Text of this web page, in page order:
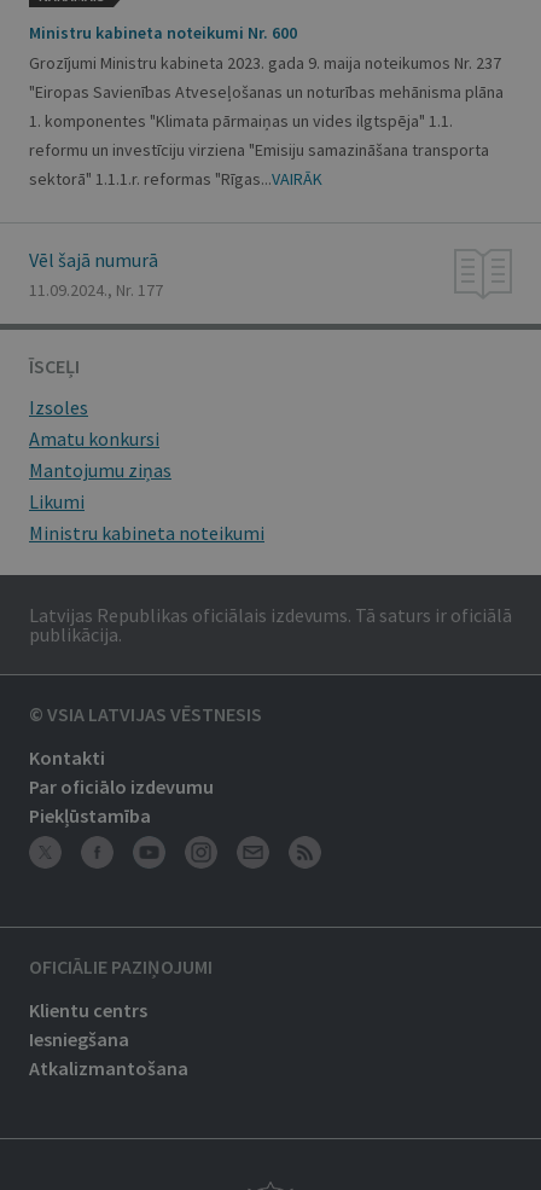
Ministru kabineta noteikumi Nr. 600
Grozījumi Ministru kabineta 2023. gada 9. maija noteikumos Nr. 237
"Eiropas Savienības Atveseļošanas un noturības mehānisma plāna
1. komponentes "Klimata pārmaiņas un vides ilgtspēja" 1.1.
reformu un investīciju virziena "Emisiju samazināšana transporta
sektorā" 1.1.1.r. reformas "Rīgas...VAIRĀK
Vēl šajā numurā
11.09.2024., Nr. 177
ĪSCEĻI
Izsoles
Amatu konkursi
Mantojumu ziņas
Likumi
Ministru kabineta noteikumi
Latvijas Republikas oficiālais izdevums. Tā saturs ir oficiālā
publikācija.
© VSIA LATVIJAS VĒSTNESIS
Kontakti
Par oficiālo izdevumu
Piekļūstamība
OFICIĀLIE PAZIŅOJUMI
Klientu centrs
Iesniegšana
Atkalizmantošana